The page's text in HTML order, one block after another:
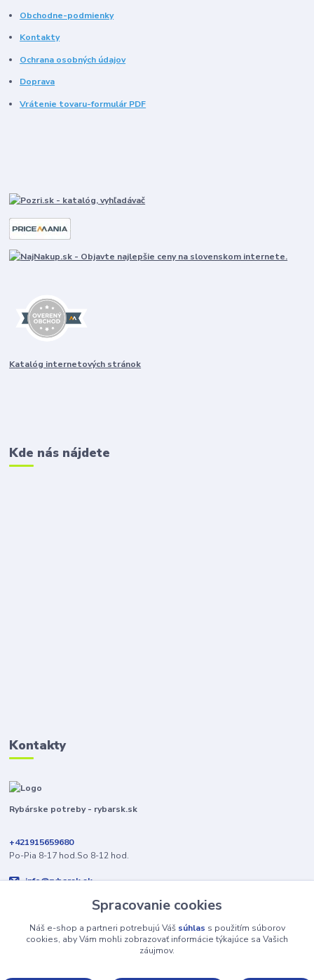
Obchodne-podmienky
Kontakty
Ochrana osobných údajov
Doprava
Vrátenie tovaru-formulár PDF
Katalóg internetových stránok
Kde nás nájdete
Kontakty
Rybárske potreby - rybarsk.sk
+421915659680
Po-Pia 8-17 hod.So 8-12 hod.
info@rybarsk.sk
Spracovanie cookies
Náš e-shop a partneri potrebujú Váš súhlas s použitím súborov
cookies, aby Vám mohli zobrazovať informácie týkajúce sa Vašich
záujmov.